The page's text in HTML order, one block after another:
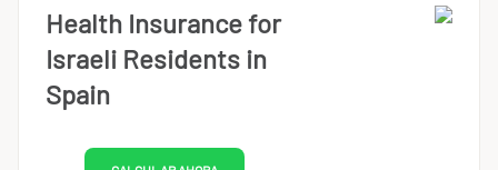
Health Insurance for
Israeli Residents in
Spain